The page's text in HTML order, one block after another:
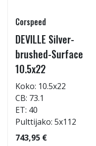
Corspeed
DEVILLE Silver-
brushed-Surface
10.5x22
Koko: 10.5x22
CB: 73.1
ET: 40
Pulttijako: 5x112
743,95 €